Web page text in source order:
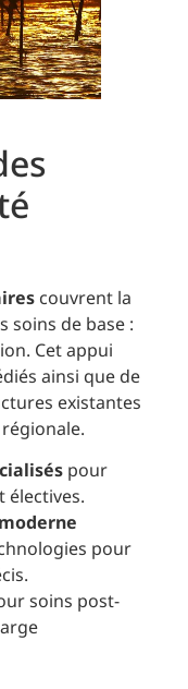
couvrent la
soins de base :
Cet appui
ainsi que de
existantes
pour
électives.
pour
soins post-